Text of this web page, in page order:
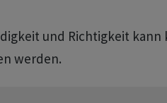
und Richtigkeit kann
werden.